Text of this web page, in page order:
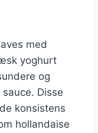
med
yoghurt
og
Disse
konsistens
hollandaise